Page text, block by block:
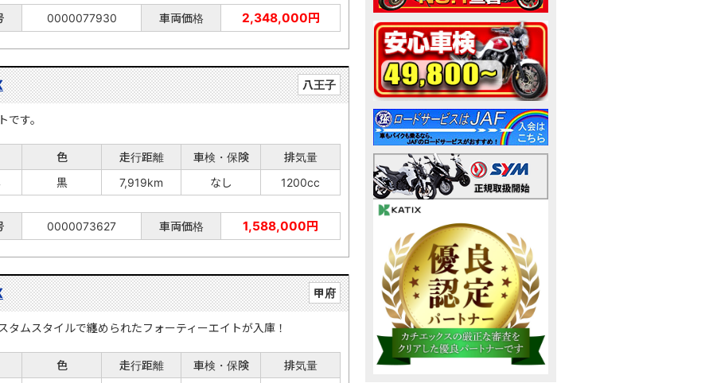
0000077930 車両価格 2,348,000円
八王子
す。
色 走行距離 車検・保険
排気量
黒 7,919km なし 1200cc
0000073627 車両価格 1,588,000円
甲府
タムスタイルで纏められたフォーティーエイトが入庫！
色 走行距離 車検・保険
排気量